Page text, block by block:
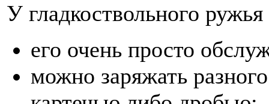
У гладкоствольного
его очень просто
можно заряжать